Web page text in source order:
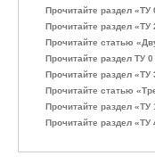
Прочитайте раздел «ТУ
Прочитайте раздел «ТУ
Прочитайте статью
Прочитайте раздел ТУ
Прочитайте раздел «ТУ
Прочитайте статью
Прочитайте раздел «ТУ
Прочитайте раздел «ТУ